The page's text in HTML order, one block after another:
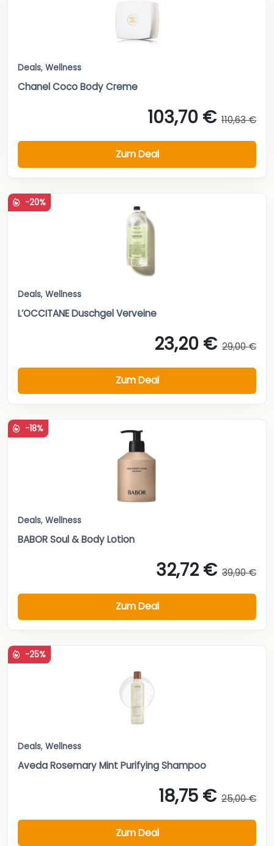
Deals, Wellness
Chanel Coco Body Creme
103,70 € 110,63 €
Zum Deal
-20%
Deals, Wellness
L’OCCITANE Duschgel Verveine
23,20 € 29,00 €
Zum Deal
-18%
Deals, Wellness
BABOR Soul & Body Lotion
32,72 € 39,90 €
Zum Deal
-25%
Deals, Wellness
Aveda Rosemary Mint Purifying Shampoo
18,75 € 25,00 €
Zum Deal